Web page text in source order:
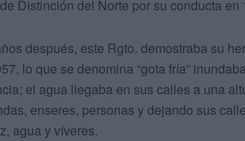
Distinción del Norte por su conducta
después, este Rgto. demostraba su
lo que se denomina “gota fría”
el agua llegaba en sus calles a una
enseres, personas y dejando sus
agua y víveres.